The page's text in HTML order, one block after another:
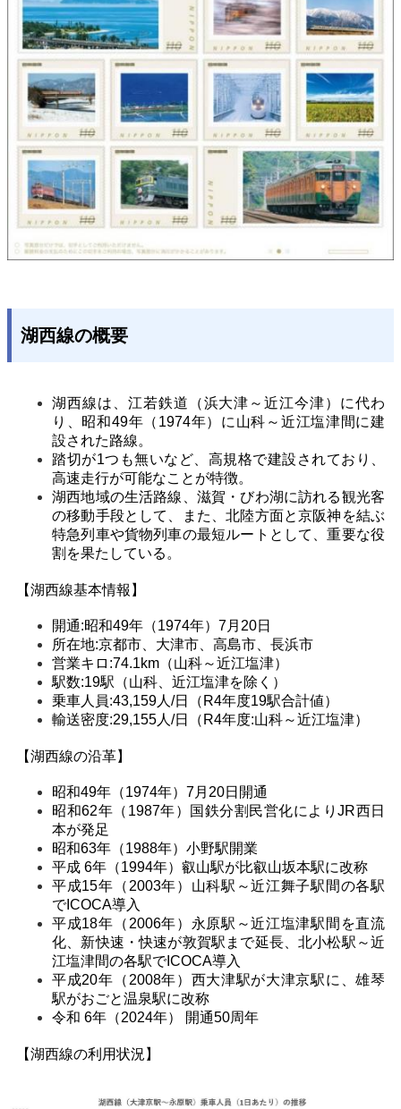
湖西線の概要
湖西線は、江若鉄道（浜大津～近江今津）に代わ
り、昭和49年（1974年）に山科～近江塩津間に建
設された路線。
踏切が1つも無いなど、高規格で建設されており、
高速走行が可能なことが特徴。
湖西地域の生活路線、滋賀・びわ湖に訪れる観光客
の移動手段として、また、北陸方面と京阪神を結ぶ
特急列車や貨物列車の最短ルートとして、重要な役
割を果たしている。
【湖西線基本情報】
開通:昭和49年（1974年）7月20日
所在地:京都市、大津市、高島市、長浜市
営業キロ:74.1km（山科～近江塩津）
駅数:19駅（山科、近江塩津を除く）
乗車人員:43,159人/日（R4年度19駅合計値）
輸送密度:29,155人/日（R4年度:山科～近江塩津）
【湖西線の沿革】
昭和49年（1974年）7月20日開通
昭和62年（1987年）国鉄分割民営化によりJR西日
本が発足
昭和63年（1988年）小野駅開業
平成 6年（1994年）叡山駅が比叡山坂本駅に改称
平成15年（2003年）山科駅～近江舞子駅間の各駅
でICOCA導入
平成18年（2006年）永原駅～近江塩津駅間を直流
化
新快速・快速が敦賀駅まで延長、北小松駅～近
江塩津間の各駅でICOCA導入
平成20年（2008年）西大津駅が大津京駅に、雄琴
駅がおごと温泉駅に改称
令和 6年（2024年） 開通50周年
【湖西線の利用状況】